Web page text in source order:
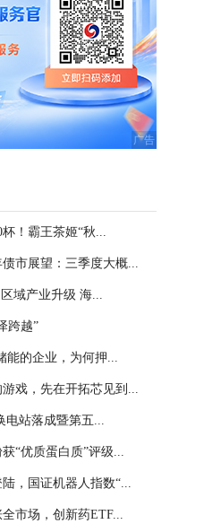
！霸王茶姬“秋...
市展望：三季度大概...
域产业升级 海...
跨越”
能的企业，为何押...
戏，先在开拓芯见到...
电站落成暨第五...
“优质蛋白质”评级...
，国证机器人指数“...
市场，创新药ETF...